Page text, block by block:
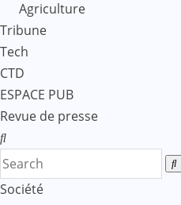
Agriculture
Tribune
Tech
CTD
ESPACE PUB
Revue de presse
Société